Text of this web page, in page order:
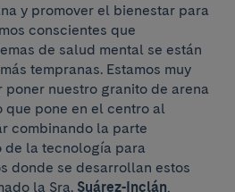
y promover el bienestar para
conscientes que
de salud mental se están
tempranas. Estamos muy
nuestro granito de arena
que pone en el centro al
combinando la parte
de la tecnología para
donde se desarrollan estos
la Sra. Suárez-Inclán